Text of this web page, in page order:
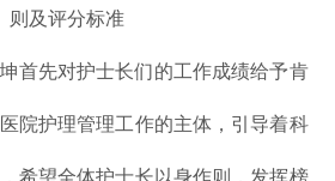
则及评分标准
首先对护士长们的工作成绩给予肯
院护理管理工作的主体，引导着科